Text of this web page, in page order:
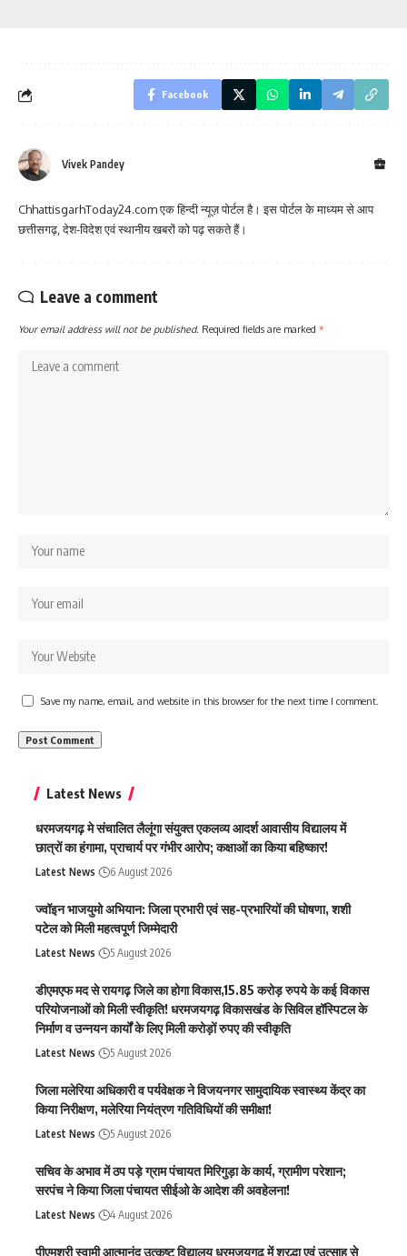
Facebook
Vivek Pandey
ChhattisgarhToday24.com एक हिन्दी न्यूज़ पोर्टल है। इस पोर्टल के माध्यम से आप
छत्तीसगढ़, देश-विदेश एवं स्थानीय खबरों को पढ़ सकते हैं।
Leave a comment
Your email address will not be published. Required fields are marked *
Save my name, email, and website in this browser for the next time I comment.
Latest News
धरमजयगढ़ मे संचालित लैलूंगा संयुक्त एकलव्य आदर्श आवासीय विद्यालय में
छात्रों का हंगामा, प्राचार्य पर गंभीर आरोप; कक्षाओं का किया बहिष्कार!
Latest News 6 August 2026
ज्वॉइन भाजयुमो अभियान: जिला प्रभारी एवं सह-प्रभारियों की घोषणा, शशी
पटेल को मिली महत्वपूर्ण जिम्मेदारी
Latest News 5 August 2026
डीएमएफ मद से रायगढ़ जिले का होगा विकास,15.85 करोड़ रुपये के कई विकास
परियोजनाओं को मिली स्वीकृति! धरमजयगढ़ विकासखंड के सिविल हॉस्पिटल के
निर्माण व उन्नयन कार्यों के लिए मिली करोड़ों रुपए की स्वीकृति
Latest News 5 August 2026
जिला मलेरिया अधिकारी व पर्यवेक्षक ने विजयनगर सामुदायिक स्वास्थ्य केंद्र का
किया निरीक्षण, मलेरिया नियंत्रण गतिविधियों की समीक्षा!
Latest News 5 August 2026
सचिव के अभाव में ठप पड़े ग्राम पंचायत मिरिगुड़ा के कार्य, ग्रामीण परेशान;
सरपंच ने किया जिला पंचायत सीईओ के आदेश की अवहेलना!
Latest News 4 August 2026
पीएमश्री स्वामी आत्मानंद उत्कृष्ट विद्यालय धरमजयगढ़ में श्रद्धा एवं उत्साह से